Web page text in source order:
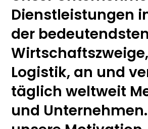
Dienstleistungen
der bedeutendsten
Logistik, an und
täglich weltweit
und